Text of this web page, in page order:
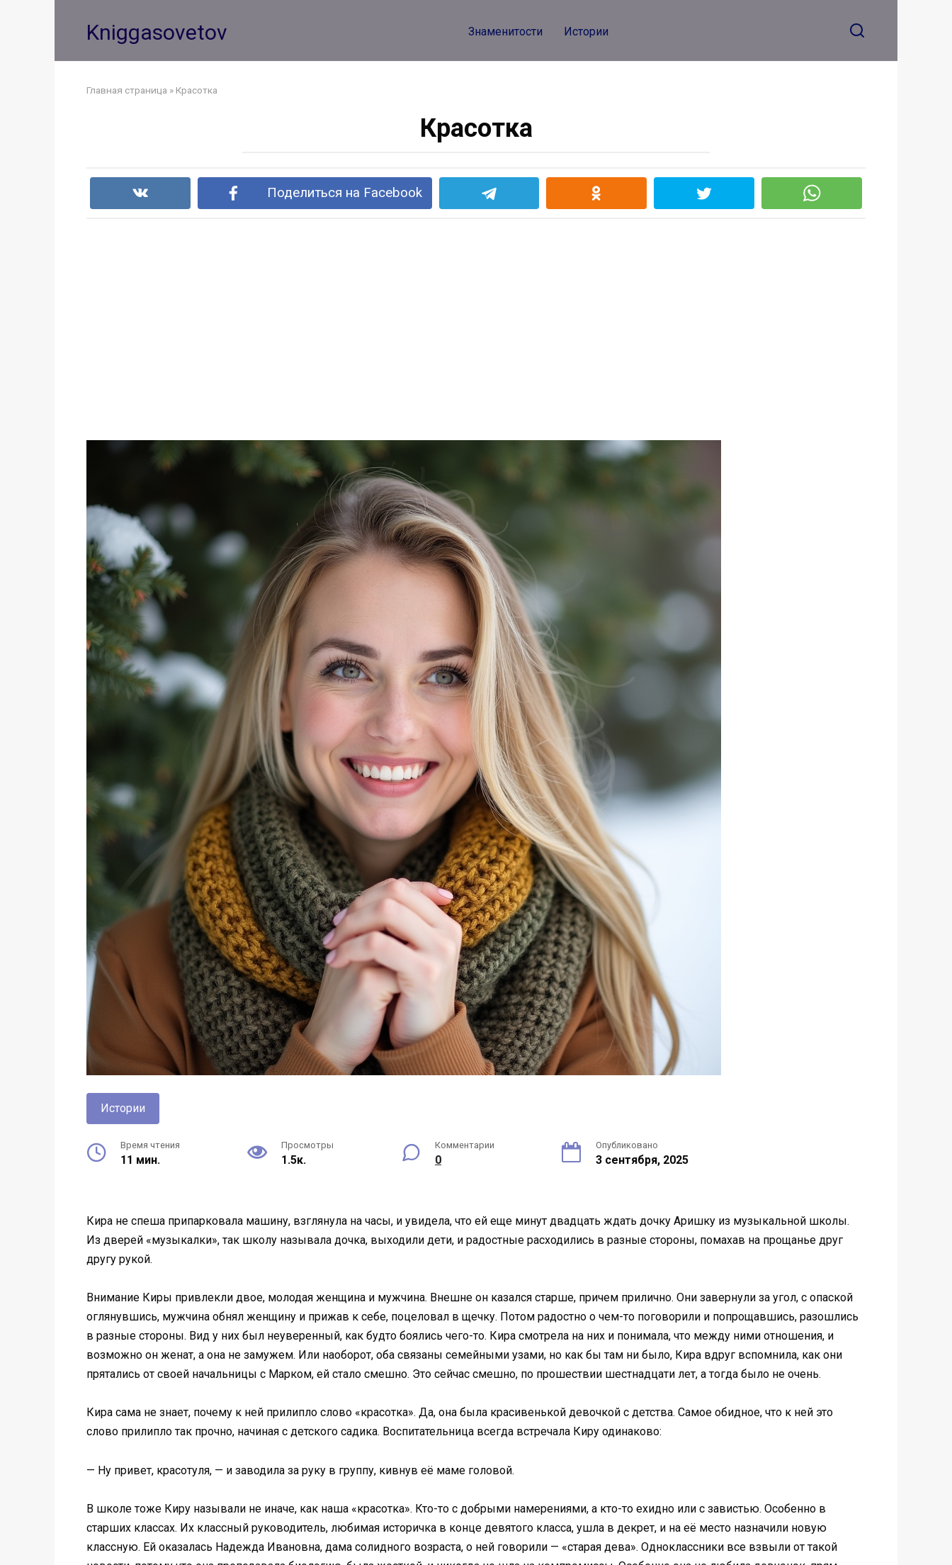
Kniggasovetov Знаменитости Истории
Главная страница » Красотка
Красотка
Поделиться на Facebook
Истории
Время чтения
11 мин.
Просмотры
1.5к.
Комментарии
0
Опубликовано
3 сентября, 2025
Кира не спеша припарковала машину, взглянула на часы, и увидела, что ей еще минут двадцать ждать дочку Аришку из музыкальной школы.
Из дверей «музыкалки», так школу называла дочка, выходили дети, и радостные расходились в разные стороны, помахав на прощанье друг
другу рукой.
Внимание Киры привлекли двое, молодая женщина и мужчина. Внешне он казался старше, причем прилично. Они завернули за угол, с опаской
оглянувшись, мужчина обнял женщину и прижав к себе, поцеловал в щечку. Потом радостно о чем-то поговорили и попрощавшись, разошлись
в разные стороны. Вид у них был неуверенный, как будто боялись чего-то. Кира смотрела на них и понимала, что между ними отношения, и
возможно он женат, а она не замужем. Или наоборот, оба связаны семейными узами, но как бы там ни было, Кира вдруг вспомнила, как они
прятались от своей начальницы с Марком, ей стало смешно. Это сейчас смешно, по прошествии шестнадцати лет, а тогда было не очень.
Кира сама не знает, почему к ней прилипло слово «красотка». Да, она была красивенькой девочкой с детства. Самое обидное, что к ней это
слово прилипло так прочно, начиная с детского садика. Воспитательница всегда встречала Киру одинаково:
— Ну привет, красотуля, — и заводила за руку в группу, кивнув её маме головой.
В школе тоже Киру называли не иначе, как наша «красотка». Кто-то с добрыми намерениями, а кто-то ехидно или с завистью. Особенно в
старших классах. Их классный руководитель, любимая историчка в конце девятого класса, ушла в декрет, и на её место назначили новую
классную. Ей оказалась Надежда Ивановна, дама солидного возраста, о ней говорили — «старая дева». Одноклассники все взвыли от такой